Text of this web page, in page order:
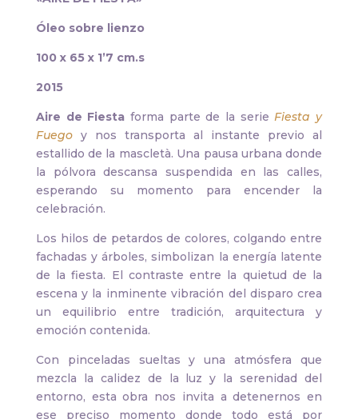
Óleo sobre lienzo
100 x 65 x 1’7 cm.s
2015
Aire de Fiesta forma parte de la serieFiesta y
Fuegoy nos transporta al instante previo al
estallido de la mascletà. Una pausa urbana donde
la pólvora descansa suspendida en las calles,
esperando su momento para encender la
celebración.
Los hilos de petardos de colores, colgando entre
fachadas y árboles, simbolizan la energía latente
de la fiesta. El contraste entre la quietud de la
escena y la inminente vibración del disparo crea
un equilibrio entre tradición, arquitectura y
emoción contenida.
Con pinceladas sueltas y una atmósfera que
mezcla la calidez de la luz y la serenidad del
entorno, esta obra nos invita a detenernos en
ese preciso momento donde todo está por